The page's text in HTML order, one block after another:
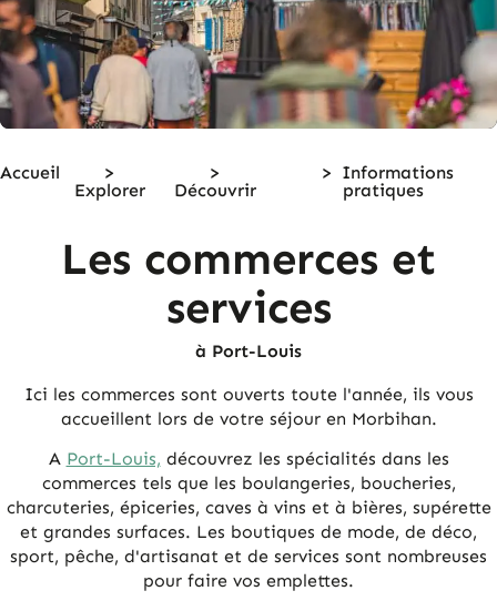
Accueil
>
Explorer
>
Découvrir
> Informations
pratiques
Les commerces et
services
à Port-Louis
Ici les commerces sont ouverts toute l'année, ils vous
accueillent lors de votre séjour en Morbihan.
A Port-Louis, découvrez les spécialités dans les
commerces tels que les boulangeries, boucheries,
charcuteries, épiceries, caves à vins et à bières, supérette
et grandes surfaces. Les boutiques de mode, de déco,
sport, pêche, d'artisanat et de services sont nombreuses
pour faire vos emplettes.